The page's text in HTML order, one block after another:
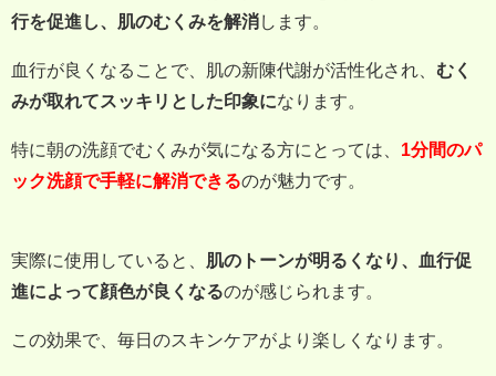
行を促進し、肌のむくみを解消します。
血行が良くなることで、肌の新陳代謝が活性化され、 むく
みが取れてスッキリとした印象になります。
特に朝の洗顔でむくみが気になる方にとっては、 1分間のパ
ック洗顔で手軽に解消できるのが魅力です。
実際に使用していると、
肌のトーンが明るくなり、血行促
進によって顔色が良くなるのが感じられます。
この効果で、毎日のスキンケアがより楽しくなります。